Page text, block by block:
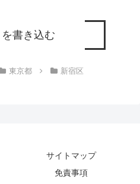
書き込む
東京都 新宿区
サイトマップ
免責事項